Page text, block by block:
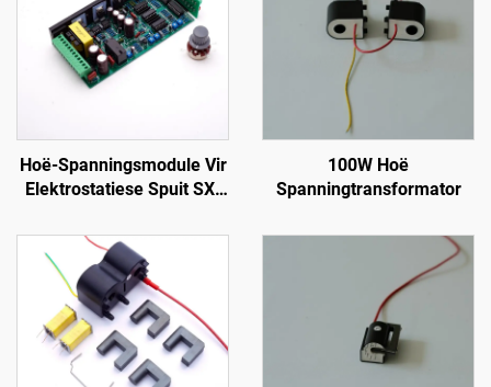
Hoë-Spanningsmodule Vir
Elektrostatiese Spuit SX-
100W Hoë
Spanningtransformator